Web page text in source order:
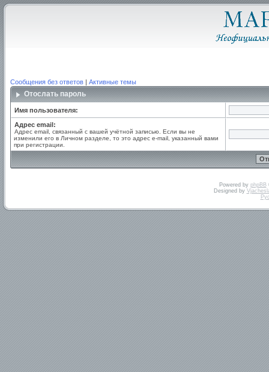
Сообщения без ответов | Активные темы
Отослать пароль
Имя пользователя:
Адрес email:
Адрес email, связанный с вашей учётной записью. Если вы не
изменили его в Личном разделе, то это адрес e-mail, указанный вами
при регистрации.
Powered by phpBB
Designed by